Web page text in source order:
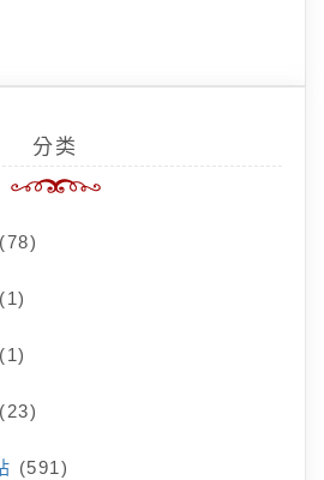
分类
(78)
(1)
(1)
(23)
(591)